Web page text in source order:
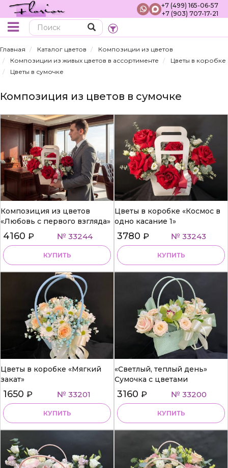
+7 (499) 165-06-57
+7 (903) 707-17-21
Главная Каталог цветов
Композиции из цветов
Композиции из живых цветов в ассортименте
Цветы в коробке
Цветы в сумочке
Композиция из цветов в сумочке
Композиция из цветов
«Любовь с первого взгляда»
4160 ₽ № 33244
КУПИТЬ
Цветы в коробке «Космос в
одно касание 1»
3780 ₽ № 33243
КУПИТЬ
Цветы в коробке «Мягкий
закат»
1650 ₽ № 33201
КУПИТЬ
«Светлый, теплый день»
Сумочка с цветами
3160 ₽ № 33200
КУПИТЬ